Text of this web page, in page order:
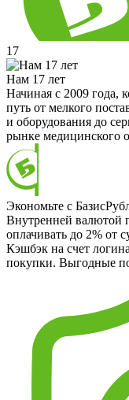
17
Нам 17 лет
Начиная с 2009 года,
путь от мелкого
и оборудования до
рынке медицинского
Экономьте с
Внутренней валютой
оплачивать до 2% от
Кэшбэк на счет
покупки. Выгодные